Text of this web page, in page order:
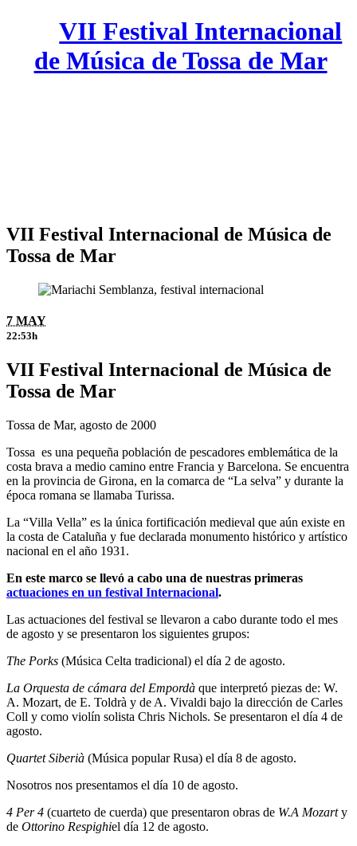
VII Festival Internacional
de Música de Tossa de Mar
VII Festival Internacional de Música de
Tossa de Mar
7 MAY
22:53h
VII Festival Internacional de Música de
Tossa de Mar
Tossa de Mar, agosto de 2000
Tossa es una pequeña población de pescadores emblemática de la
costa brava a medio camino entre Francia y Barcelona. Se encuentra
en la provincia de Girona, en la comarca de “La selva” y durante la
época romana se llamaba Turissa.
La “Villa Vella” es la única fortificación medieval que aún existe en
la costa de Cataluña y fue declarada monumento histórico y artístico
nacional en el año 1931.
En este marco se llevó a cabo una de nuestras primeras
actuaciones en un festival Internacional.
Las actuaciones del festival se llevaron a cabo durante todo el mes
de agosto y se presentaron los siguientes grupos:
The Porks (Música Celta tradicional) el día 2 de agosto.
La Orquesta de cámara del Empordà que interpretó piezas de: W.
A. Mozart, de E. Toldrà y de A. Vivaldi bajo la dirección de Carles
Coll y como violín solista Chris Nichols. Se presentaron el día 4 de
agosto.
Quartet Siberià (Música popular Rusa) el día 8 de agosto.
Nosotros nos presentamos el día 10 de agosto.
4 Per 4 (cuarteto de cuerda) que presentaron obras de W.A Mozarty
de Ottorino Respighiel día 12 de agosto.